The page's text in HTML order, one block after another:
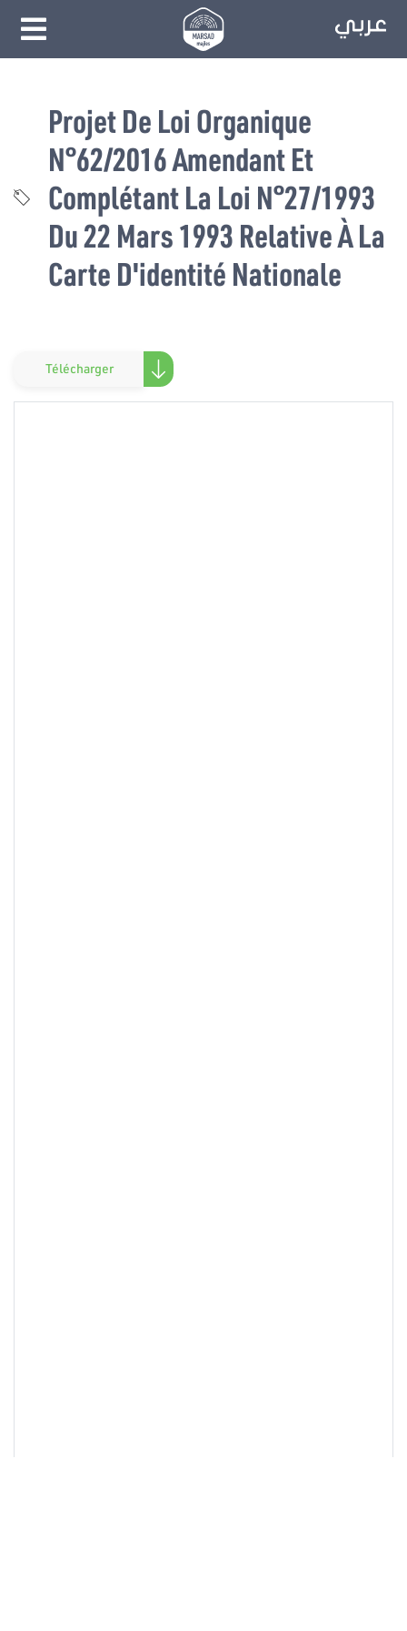
Projet De Loi Organique
N°62/2016 Amendant Et
Complétant La Loi N°27/1993
Du 22 Mars 1993 Relative À La
Carte D'identité Nationale
Télécharger